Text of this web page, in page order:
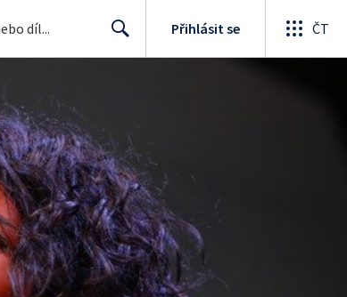
Přihlásit se ČT